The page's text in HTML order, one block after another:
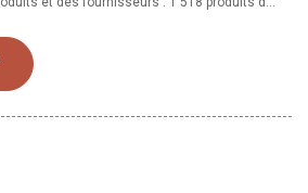
presses à huile, 1 % des équipements de
de séparation. Un